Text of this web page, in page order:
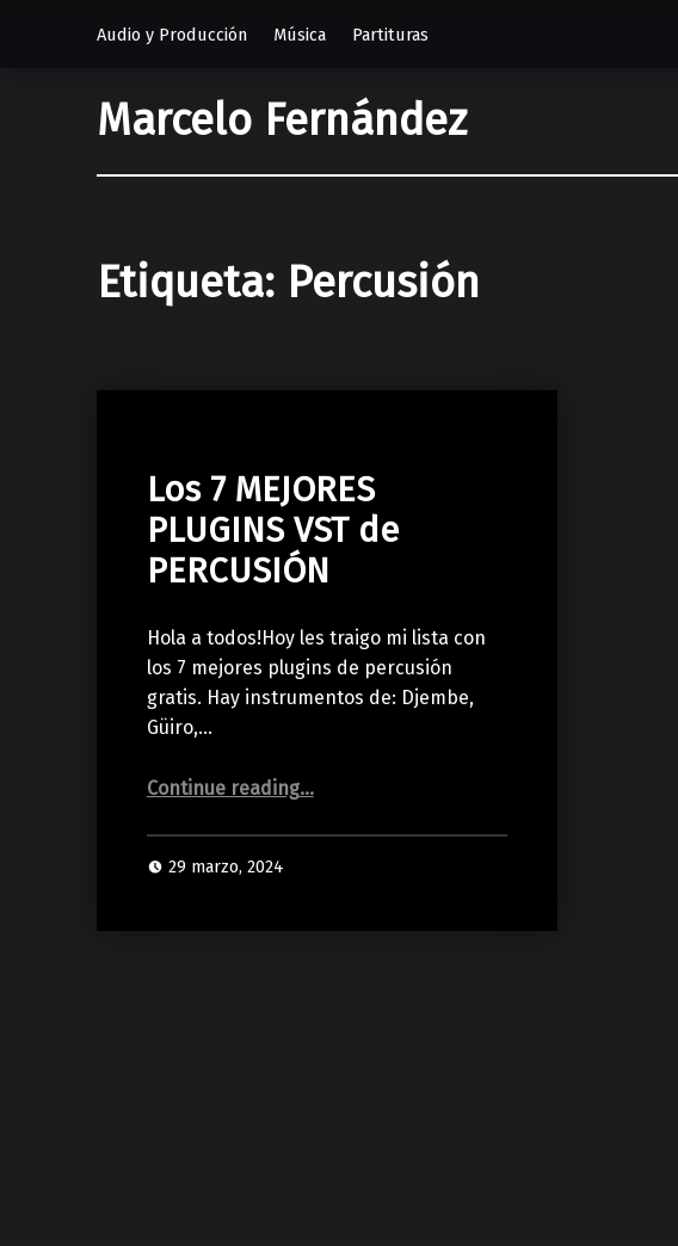
Audio y Producción
Música Partituras
Marcelo Fernández
Etiqueta: Percusión
Los 7 MEJORES
PLUGINS VST de
PERCUSIÓN
Hola a todos!Hoy les traigo mi lista con
los 7 mejores plugins de percusión
gratis. Hay instrumentos de: Djembe,
Güiro,…
Continue reading“Los 7 MEJORES PLUGINS VST de PERCUSIÓN”
…
29 marzo, 2024